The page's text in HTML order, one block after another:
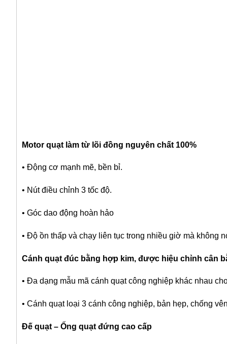
Motor quạt làm từ lõi đồng nguyên chất 100%
• Động cơ mạnh mẽ, bền bỉ.
• Nút điều chỉnh 3 tốc độ.
• Góc dao động hoàn hảo
• Độ ồn thấp và chạy liên tục trong nhiều giờ mà không
Cánh quạt đúc bằng hợp kim, được hiệu chỉnh cân
• Đa dạng mẫu mã cánh quạt công nghiệp khác nhau
• Cánh quạt loại 3 cánh công nghiệp, bản hẹp, chống
Đế quạt – Ống quạt đứng cao cấp